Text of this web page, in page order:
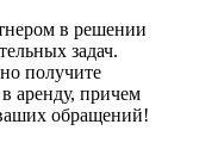
в решении
задач.
получите
аренду, причем
обращений!